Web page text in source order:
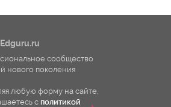
сообщество
нового поколения
любую форму на сайте,
с политикой